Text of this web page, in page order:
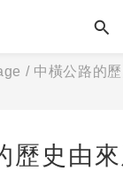
/ 中橫公路的
歷史由